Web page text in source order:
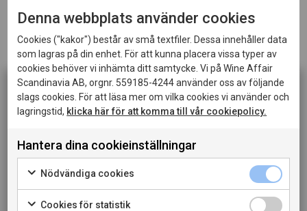
från låga, varma sluttningar till högre, svalare lägen,
med den karaktäristiska skifferjorden som grund.
Resultatet är ett rent, distinkt och elegant vin, fullt av
karaktär och med en tydlig känsla av ursprung.
Endast 10000 flaskor prouceras årligen av vinet.
KaraktärDistinkt och elegant vin, fullt av karaktär och
med en tydlig känsla av ursprung. Doften är frisk och
rik med inslag av plommon, björnbär och blåbär.
Smaken är generös med härliga toner av tranbär, kanel
Denna webbplats använder cookies
Cookies ("kakor") består av små textfiler. Dessa innehåller data
som lagras på din enhet. För att kunna placera vissa typer av
cookies behöver vi inhämta ditt samtycke. Vi på Wine Affair
Scandinavia AB, orgnr. 559185-4244 använder oss av följande
slags cookies. För att läsa mer om vilka cookies vi använder och
lagringstid, klicka här för att komma till vår cookiepolicy.
Hantera dina cookieinställningar
Nödvändiga cookies
Cookies för statistik
Denna sida innehåller information om alkoholhaltiga
När jag bekräftar att jag är 20 år eller äldre godkänner
jag också att webbplatsen använder cookies.